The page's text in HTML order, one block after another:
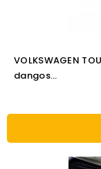
VOLKSWAGEN
dangos...